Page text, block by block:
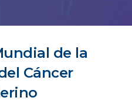
de la
Cáncer